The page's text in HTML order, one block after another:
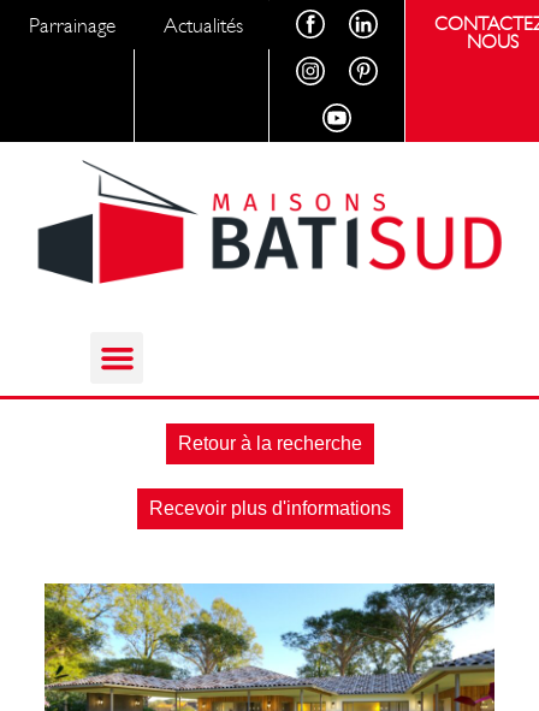
Parrainage Actualités
NOUS
Retour à la recherche
Recevoir plus d'informations